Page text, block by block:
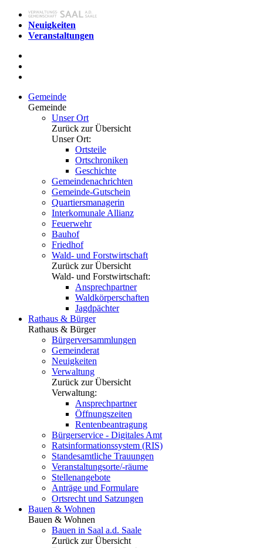
Neuigkeiten
Veranstaltungen
Gemeinde
Gemeinde
Unser Ort
Zurück zur Übersicht
Unser Ort:
Ortsteile
Ortschroniken
Geschichte
Gemeindenachrichten
Gemeinde-Gutschein
Quartiersmanagerin
Interkomunale Allianz
Feuerwehr
Bauhof
Friedhof
Wald- und Forstwirtschaft
Zurück zur Übersicht
Wald- und Forstwirtschaft:
Ansprechpartner
Waldkörperschaften
Jagdpächter
Rathaus & Bürger
Rathaus & Bürger
Bürgerversammlungen
Gemeinderat
Neuigkeiten
Verwaltung
Zurück zur Übersicht
Verwaltung:
Ansprechpartner
Öffnungszeiten
Rentenbeantragung
Bürgerservice - Digitales Amt
Ratsinformationssystem (RIS)
Standesamtliche Trauungen
Veranstaltungsorte/-räume
Stellenangebote
Anträge und Formulare
Ortsrecht und Satzungen
Bauen & Wohnen
Bauen & Wohnen
Bauen in Saal a.d. Saale
Zurück zur Übersicht